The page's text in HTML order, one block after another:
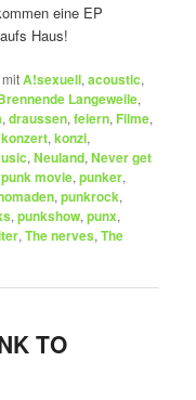
eine EP
Haus!
A!sexuell,acoustic,
Langeweile,
,draussen,feiern, Filme,
konzert,konzi,
,Neuland,Never get
punk movie,punker,
,punkrock,
,punkshow,punx,
,The nerves,The
TO